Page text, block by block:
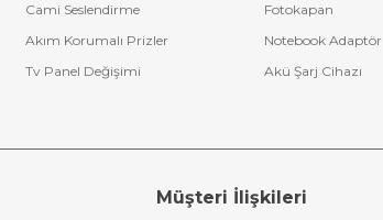
Cami Seslendirme Fotokapan
Akım Korumalı Prizler Notebook Adaptör
Tv Panel Değişimi Akü Şarj Cihazı
Müşteri İlişkileri